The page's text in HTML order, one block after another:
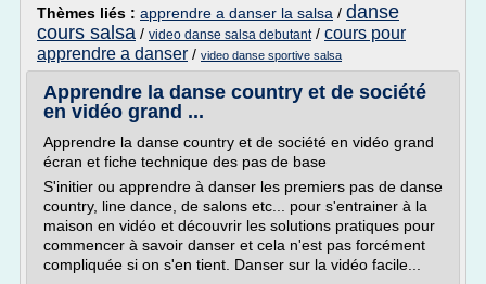
Thèmes liés : apprendre a danser la salsa / danse
cours salsa / video danse salsa debutant/ cours pour
apprendre a danser / video danse sportive salsa
Apprendre la danse country et de société
en vidéo grand ...
Apprendre la danse country et de société en vidéo grand
écran et fiche technique des pas de base
S'initier ou apprendre à danser les premiers pas de danse
country, line dance, de salons etc... pour s'entrainer à la
maison en vidéo et découvrir les solutions pratiques pour
commencer à savoir danser et cela n'est pas forcément
compliquée si on s'en tient. Danser sur la vidéo facile...